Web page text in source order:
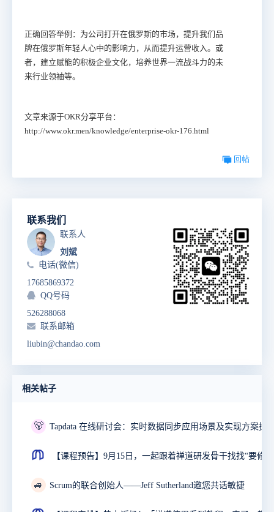
正确回答举例：为公司打开在俄罗斯的市场，提升我们品
牌在俄罗斯年轻人心中的影响力，从而提升运营收入。或
者，建立赋能的积极企业文化，培养世界一流战斗力的未
来行业领袖等。
文章来源于OKR分享平台：
http://www.okr.men/knowledge/enterprise-okr-176.html
回帖
联系我们
联系人
刘斌
电话(微信)
17685869372
QQ号码
526288068
联系邮箱
liubin@chandao.com
相关帖子
🐻 Tapdata 在线研讨会：实时数据同步应用场景及实现方案探
🚙 Scrum的联合创始人——Jeff Sutherland邀您共话敏捷